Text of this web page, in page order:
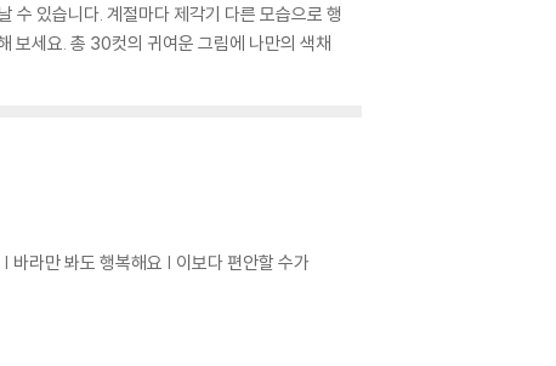
수 있습니다. 계절마다 제각기 다른 모습으로 행
보세요. 총 30컷의 귀여운 그림에 나만의 색채
바라만 봐도 행복해요 | 이보다 편안할 수가